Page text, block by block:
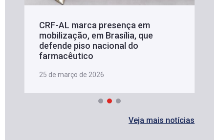
CRF-AL marca presença em
mobilização, em Brasília, que
defende piso nacional do
farmacêutico
25 de março de 2026
Veja mais notícias